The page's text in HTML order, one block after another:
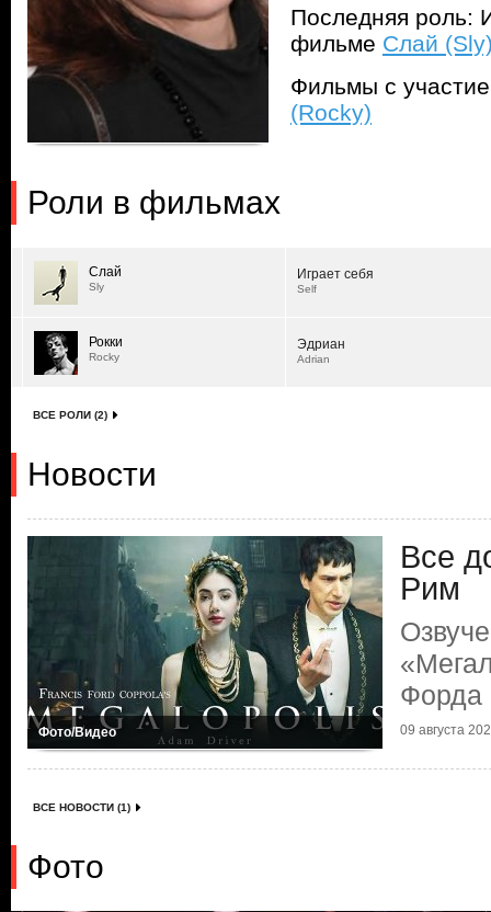
Последняя роль:
фильме Слай
Фильмы с
(Rocky)
Роли в фильмах
Слай
Sly
Играет себя
Self
Рокки
Rocky
Эдриан
Adrian
ВСЕ РОЛИ (2)
Новости
Фото/Видео
Все
Рим
Форда
09 августа
ВСЕ НОВОСТИ (1)
Фото